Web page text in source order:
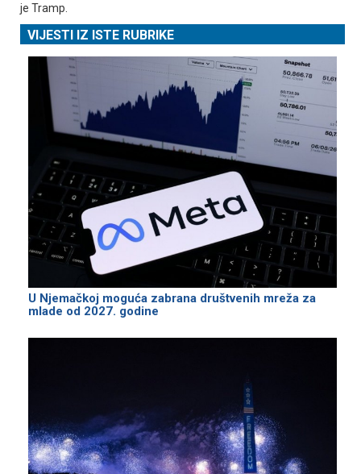
je Tramp.
VIJESTI IZ ISTE RUBRIKE
U Njemačkoj moguća zabrana društvenih mreža za
mlade od 2027. godine